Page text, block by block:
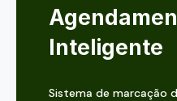
Inteligente
Sistema de marcação